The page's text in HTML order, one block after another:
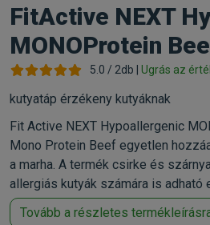
FitActive NEXT
MONOProtein
5.0 / 2db | Ugrás az
kutyatáp érzékeny kutyáknak
Fit Active NEXT Hypoallergenic
Mono Protein Beef egyetlen
a marha. A termék csirke és
allergiás kutyák számára is adható
Tovább a részletes